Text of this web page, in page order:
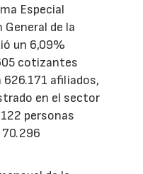
Especial
General de la
un 6,09%
cotizantes
afiliados,
en el sector
personas